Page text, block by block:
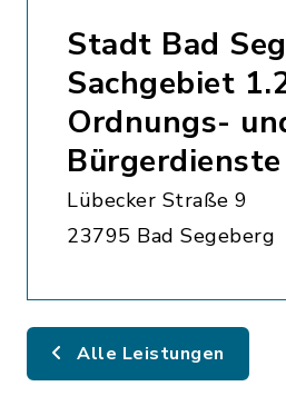
Stadt Bad
Sachgebiet
Ordnungs-
Bürgerdienste
Lübecker Straße 9
23795 Bad Segeberg
Alle Leistungen